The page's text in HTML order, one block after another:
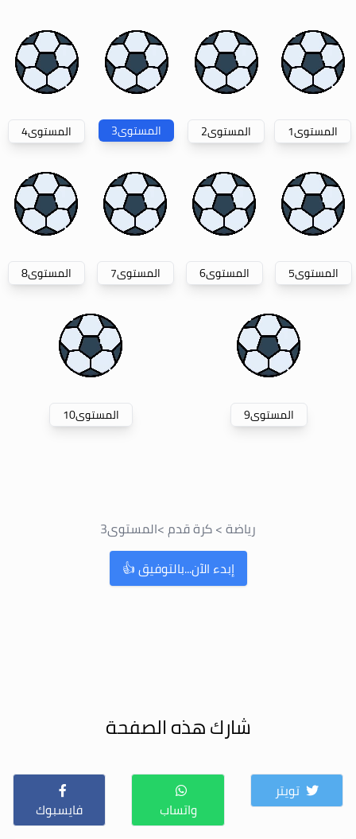
المستوى1 المستوى2 المستوى3 المستوى4
المستوى5 المستوى6 المستوى7 المستوى8
المستوى9 المستوى10
رياضة>كرة قدم>المستوى3
إبدء الآن...بالتوفيق 👍
شارك هذه الصفحة
تويتر
واتساب
فايسبوك